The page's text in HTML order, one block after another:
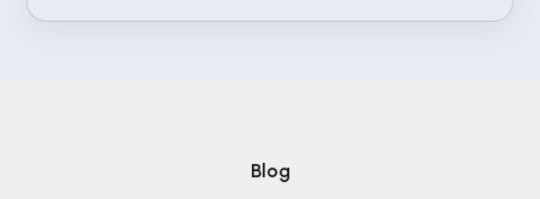
Blog